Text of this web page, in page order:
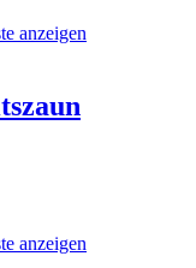
anzeigen
anzeigen